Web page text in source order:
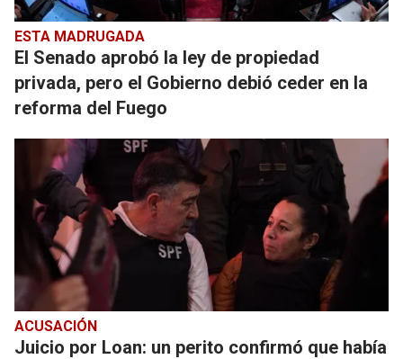
ESTA MADRUGADA
El Senado aprobó la ley de propiedad
privada, pero el Gobierno debió ceder en la
reforma del Fuego
ACUSACIÓN
Juicio por Loan: un perito confirmó que había